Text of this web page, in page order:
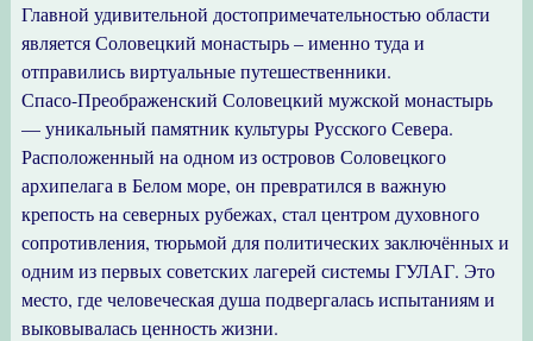
Главной удивительной достопримечательностью области
является Соловецкий монастырь – именно туда и
отправились виртуальные путешественники.
Спасо-Преображенский Соловецкий мужской монастырь
— уникальный памятник культуры Русского Севера.
Расположенный на одном из островов Соловецкого
архипелага в Белом море, он превратился в важную
крепость на северных рубежах, стал центром духовного
сопротивления, тюрьмой для политических заключённых и
одним из первых советских лагерей системы ГУЛАГ. Это
место, где человеческая душа подвергалась испытаниям и
выковывалась ценность жизни.